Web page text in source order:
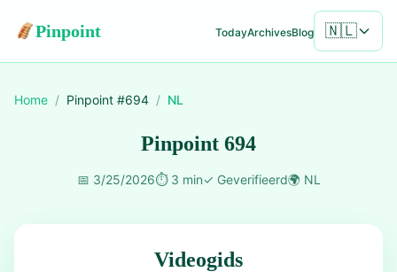
Pinpoint TodayArchivesBlog 🇳🇱
Home / Pinpoint #694 / NL
Pinpoint 694
📅 3/25/2026⏱️ 3 min✓ Geverifieerd🌍 NL
Videogids